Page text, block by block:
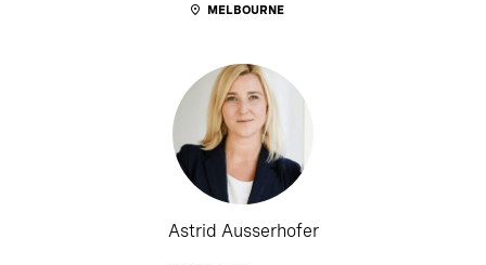
MELBOURNE
Astrid Ausserhofer